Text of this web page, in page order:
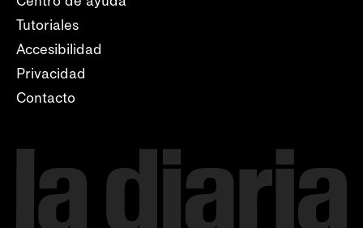
Tutoriales
Accesibilidad
Privacidad
Contacto